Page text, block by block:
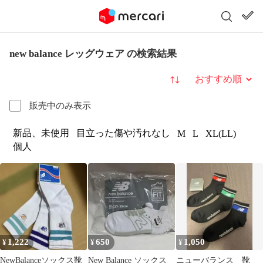
new balance レッグウェア の検索結果
販売中のみ表示
並び替え
新品、未使用 目立った傷や汚れなし M L
XL(LL)
個人
¥ 1,222
NewBalanceソックス靴
¥650
New Balance ソックス
¥ 1,050
ニューバランス 靴